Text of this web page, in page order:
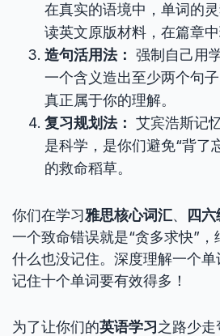
在真实的语境中，单词的
读英文原版材料，在篇章中
造句活用法： 强制自己用
一个含义造出至少两个句
真正属于你的理解。
复习规划法： 艾宾浩斯记
是科学，是你们避免“背了
的救命稻草。
你们在学习雅思核心词汇、 四六
一个致命错误就是“贪多求快”，
什么也没记住。深度理解一个
记住十个单词要有效得多！
为了让你们的英语学习之路少